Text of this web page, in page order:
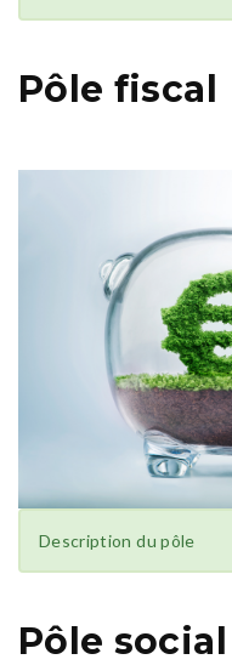
Pôle fiscal
Description du pôle
Pôle social